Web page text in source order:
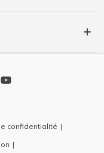
confidentialité